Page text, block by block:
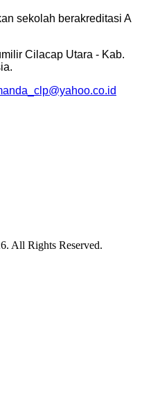
sekolah berakreditasi A
Cilacap Utara - Kab.
All Rights Reserved.